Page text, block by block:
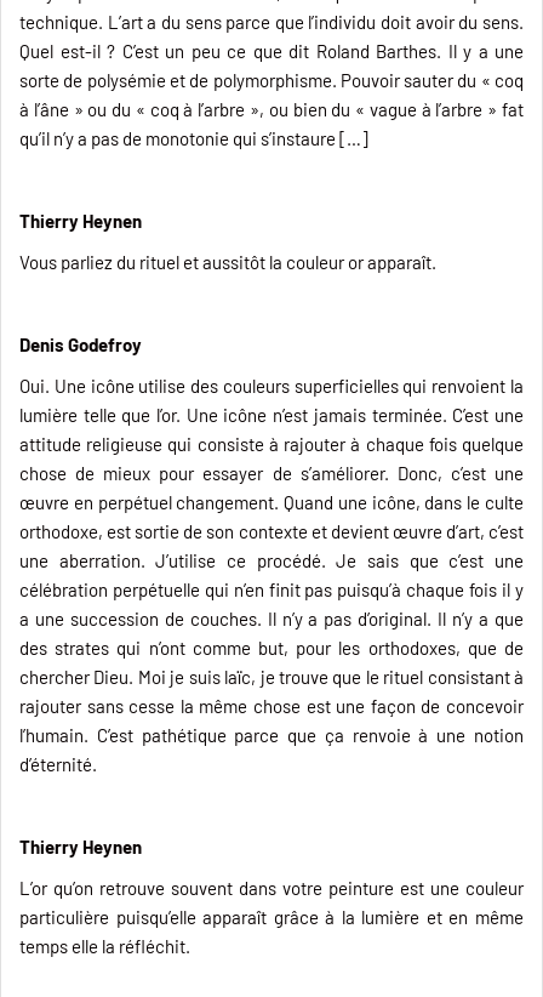
technique. L’art a du sens parce que l’individu doit avoir du sens.
Quel est-il ? C’est un peu ce que dit Roland Barthes. Il y a une
sorte de polysémie et de polymorphisme. Pouvoir sauter du « coq
à l’âne » ou du « coq à l’arbre », ou bien du « vague à l’arbre » fat
qu’il n’y a pas de monotonie qui s’instaure […]
Thierry Heynen
Vous parliez du rituel et aussitôt la couleur or apparaît.
Denis Godefroy
Oui. Une icône utilise des couleurs superficielles qui renvoient la
lumière telle que l’or. Une icône n’est jamais terminée. C’est une
attitude religieuse qui consiste à rajouter à chaque fois quelque
chose de mieux pour essayer de s’améliorer. Donc, c’est une
œuvre en perpétuel changement. Quand une icône, dans le culte
orthodoxe, est sortie de son contexte et devient œuvre d’art, c’est
une aberration. J’utilise ce procédé. Je sais que c’est une
célébration perpétuelle qui n’en finit pas puisqu’à chaque fois il y
a une succession de couches. Il n’y a pas d’original. Il n’y a que
des strates qui n’ont comme but, pour les orthodoxes, que de
chercher Dieu. Moi je suis laïc, je trouve que le rituel consistant à
rajouter sans cesse la même chose est une façon de concevoir
l’humain. C’est pathétique parce que ça renvoie à une notion
d’éternité.
Thierry Heynen
L’or qu’on retrouve souvent dans votre peinture est une couleur
particulière puisqu’elle apparaît grâce à la lumière et en même
temps elle la réfléchit.